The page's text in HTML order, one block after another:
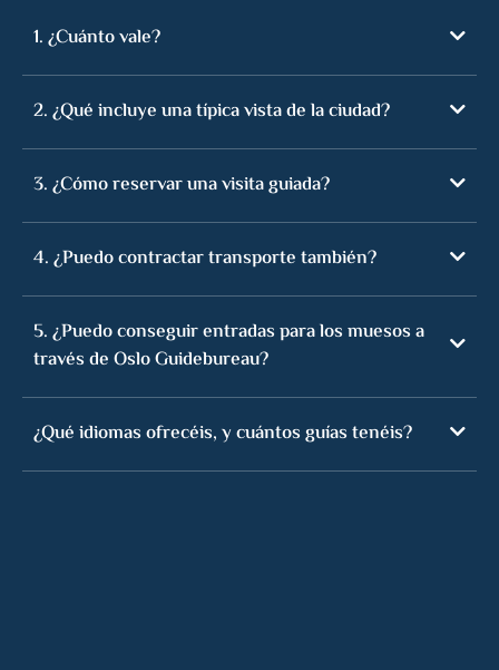
1. ¿Cuánto vale?
2. ¿Qué incluye una típica vista de la ciudad?
3. ¿Cómo reservar una visita guiada?
4. ¿Puedo contractar transporte también?
5. ¿Puedo conseguir entradas para los muesos a
través de Oslo Guidebureau?
¿Qué idiomas ofrecéis, y cuántos guías tenéis?